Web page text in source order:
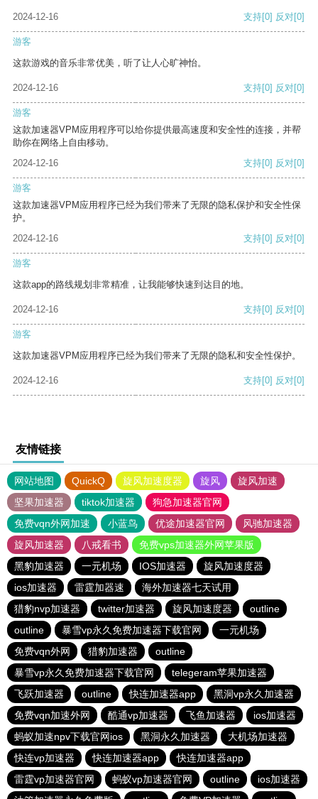
2024-12-16 支持[0] 反对[0]
游客
这款游戏的音乐非常优美，听了让人心旷神怡。
2024-12-16 支持[0] 反对[0]
游客
这款加速器VPM应用程序可以给你提供最高速度和安全性的连接，并帮
助你在网络上自由移动。
2024-12-16
支持[0] 反对[0]
游客
这款加速器VPM应用程序已经为我们带来了无限的隐私保护和安全性保
护。
2024-12-16
支持[0] 反对[0]
游客
这款app的路线规划非常精准，让我能够快速到达目的地。
2024-12-16 支持[0] 反对[0]
游客
这款加速器VPM应用程序已经为我们带来了无限的隐私和安全性保护。
2024-12-16 支持[0] 反对[0]
友情链接
网站地图 QuickQ 旋风加速度器 旋风
旋风加速
坚果加速器
tiktok加速器
狗急加速器官网
免费vqn外网加速
小蓝鸟 优途加速器官网
风驰加速器
旋风加速器
八戒看书
免费vps加速器外网苹果版
黑豹加速器
一元机场 IOS加速器
旋风加速度器
ios加速器
雷霆加器速
海外加速器七天试用
猎豹nvp加速器
twitter加速器 旋风加速度器
outline
outline
暴雪vp永久免费加速器下载官网
一元机场
免费vqn外网
猎豹加速器
outline
暴雪vp永久免费加速器下载官网
telegeram苹果加速器
飞跃加速器
outline 快连加速器app
黑洞vp永久加速器
免费vqn加速外网
酷通vp加速器 飞鱼加速器
ios加速器
蚂蚁加速npv下载官网ios
黑洞永久加速器
大机场加速器
快连vp加速器
快连加速器app
快连加速器app
雷霆vp加速器官网
蚂蚁vp加速器官网 outline
ios加速器